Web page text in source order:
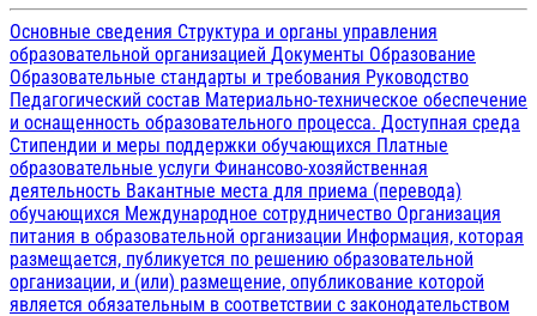
Основные сведения Структура и органы управления
образовательной организацией Документы Образование
Образовательные стандарты и требования Руководство
Педагогический состав Материально-техническое обеспечение
и оснащенность образовательного процесса. Доступная среда
Стипендии и меры поддержки обучающихся Платные
образовательные услуги Финансово-хозяйственная
деятельность Вакантные места для приема (перевода)
обучающихся Международное сотрудничество Организация
питания в образовательной организации Информация, которая
размещается, публикуется по решению образовательной
организации, и (или) размещение, опубликование которой
является обязательным в соответствии с законодательством